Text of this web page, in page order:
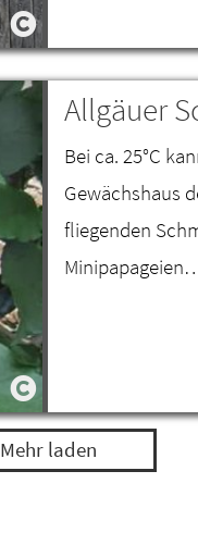
Allgäuer
Bei ca. 25°C
Gewächshaus
fliegenden
Mehr laden